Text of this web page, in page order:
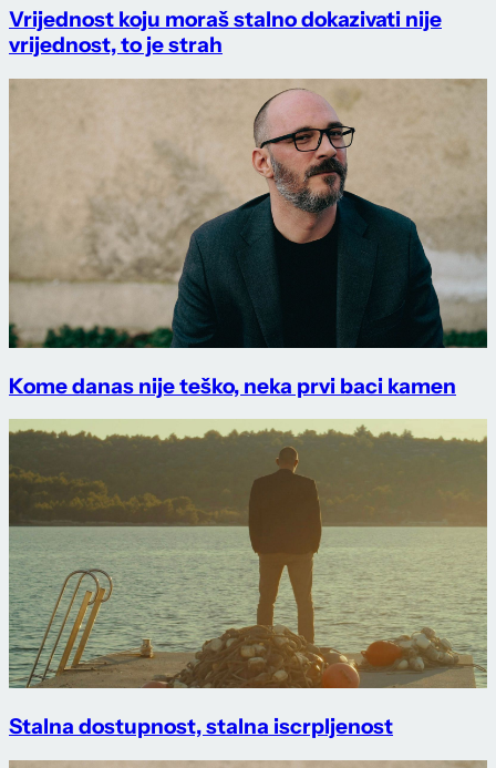
Vrijednost koju moraš stalno dokazivati nije
vrijednost, to je strah
Kome danas nije teško, neka prvi baci kamen
Stalna dostupnost, stalna iscrpljenost